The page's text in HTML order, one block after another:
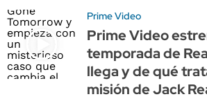
Prime Video
Prime Video
temporada de
llega y de qué
misión de Jack